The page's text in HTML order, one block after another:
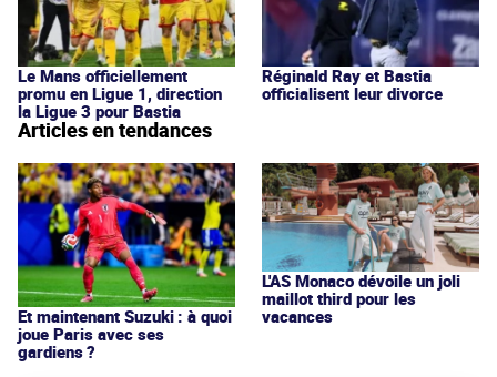
Le Mans officiellement
promu en Ligue 1, direction
la Ligue 3 pour Bastia
Réginald Ray et Bastia
officialisent leur divorce
Articles en tendances
Et maintenant Suzuki : à quoi
joue Paris avec ses
gardiens ?
L'AS Monaco dévoile un joli
maillot third pour les
vacances